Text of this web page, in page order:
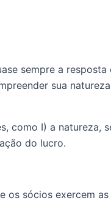
sempre a resposta
sua
do lucro.